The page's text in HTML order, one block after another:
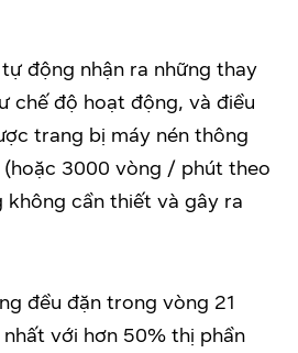
động nhận ra những thay
chế độ hoạt động, và điều
trang bị máy nén thông
3000 vòng / phút theo
không cần thiết và gây ra
đều đặn trong vòng 21
với hơn 50% thị phần